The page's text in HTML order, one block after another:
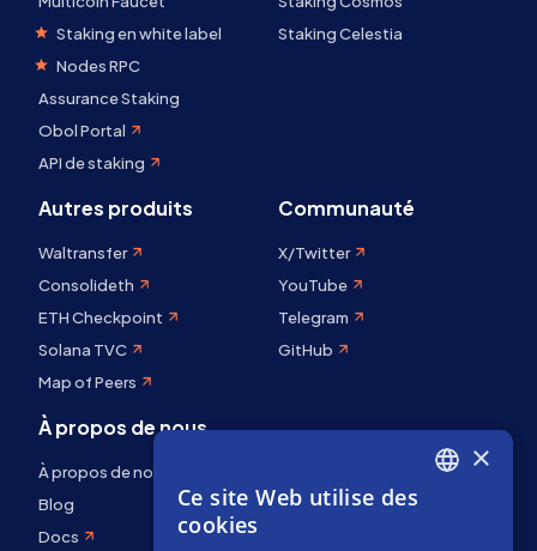
Staking en white label
Nodes RPC
Assurance Staking
Obol Portal
API de staking
Staking Celestia
Autres produits
Waltransfer
Consolideth
ETH Checkpoint
Solana TVC
Map of Peers
Communauté
X/Twitter
YouTube
Telegram
GitHub
À propos de nous
À propos de nous
Blog
Docs
×
Ce site Web utilise des
cookies